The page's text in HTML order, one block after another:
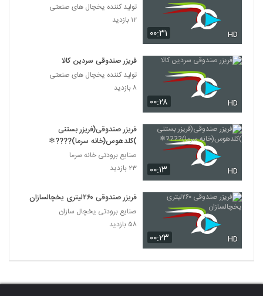
۰۰:۳۱ HD
تولید کننده یخچال های صنعتی
۱۲ بازدید
۰۰:۲۸ HD
فریزر صندوقی سردین کالا
تولید کننده یخچال های صنعتی
۸ بازدید
۰۰:۱۳ HD
فریزر صندوقی(فریزر بستنی
)کلدهوس(خانه سرما)????❄
صنایع برودتی خانه سرما
۲۳ بازدید
۰۰:۲۳ HD
فریزر صندوقی ۲۶۰لیتری یخچالسازان
صنایع برودتی یخچال سازان
۵۸ بازدید